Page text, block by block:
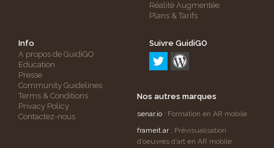
Réalité Augmentée
Plans & Tarifs
Info
A propos de GuidiGO
Education
Presse
Community Guidelines
Terms & Conditions
Privacy Policy
Contactez-nous
Suivre GuidiGO
Nos autres marques
senar.io : Formation en AR mobile
frameit.ar: Prévisualisation
d’oeuvres d’art en AR mobile